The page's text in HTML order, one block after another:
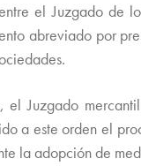
el Juzgado de
abreviado por
el Juzgado
a este orden el
la adopción de